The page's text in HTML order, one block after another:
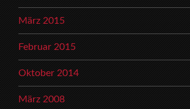
März 2015
Februar 2015
Oktober 2014
März 2008